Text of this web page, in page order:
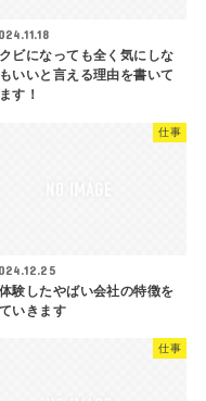
ビになっても全く気にしな
いいと言える理由を書いて
す！
仕事
験したやばい会社の特徴を
いきます
仕事